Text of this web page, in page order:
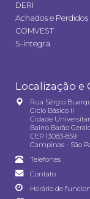
DERI
Achados e
COMVEST
S-integra
Localização e
Rua Sérgio
Ciclo Básico II
Cidade
Bairro Barão
CEP 13083-859
Campinas - São
Telefones
Contato
Horário de